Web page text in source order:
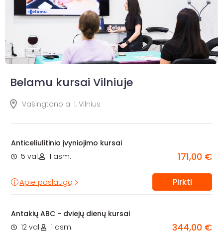
Belamu kursai Vilniuje
Vašingtono a. 1, Vilnius
Anticeliulitinio įvyniojimo kursai
5 val.
1 asm. 171,00 €
Apie paslaugą Pirkti
Antakių ABC - dviejų dienų kursai
12 val.
1 asm. 344,00 €